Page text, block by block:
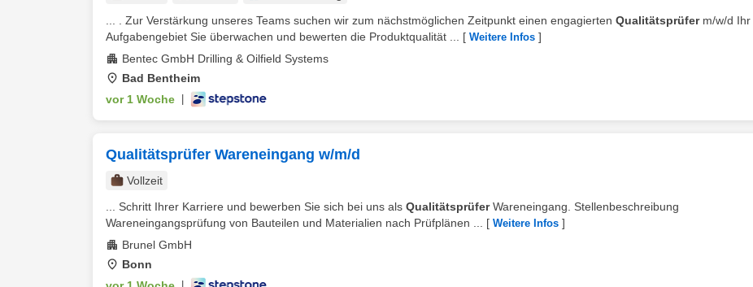
... . Zur Verstärkung unseres Teams suchen wir zum nächstmöglichen Zeitpunkt einen engagierten Qualitätsprüferm/w/d Ihr
Aufgabengebiet Sie überwachen und bewerten die Produktqualität ...
[ Weitere Infos ]
Bentec GmbH Drilling & Oilfield Systems
Bad Bentheim
vor 1 Woche
Qualitätsprüfer Wareneingang w/m/d
Vollzeit
... Schritt Ihrer Karriere und bewerben Sie sich bei uns als QualitätsprüferWareneingang. Stellenbeschreibung
Wareneingangsprüfung von Bauteilen und Materialien nach Prüfplänen ...
[ Weitere Infos ]
Brunel GmbH
Bonn